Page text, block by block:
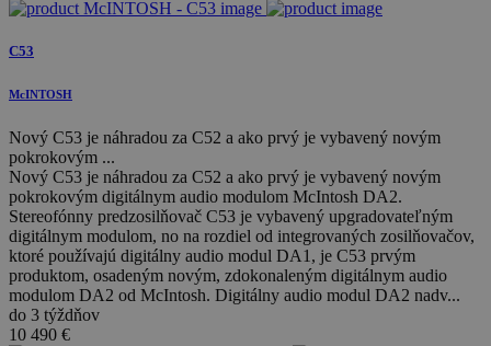
C53
McINTOSH
Nový C53 je náhradou za C52 a ako prvý je vybavený novým
pokrokovým ...
Nový C53 je náhradou za C52 a ako prvý je vybavený novým
pokrokovým digitálnym audio modulom McIntosh DA2.
Stereofónny predzosilňovač C53 je vybavený upgradovateľným
digitálnym modulom, no na rozdiel od integrovaných zosilňovačov,
ktoré používajú digitálny audio modul DA1, je C53 prvým
produktom, osadeným novým, zdokonaleným digitálnym audio
modulom DA2 od McIntosh. Digitálny audio modul DA2 nadv...
do 3 týždňov
10 490 €